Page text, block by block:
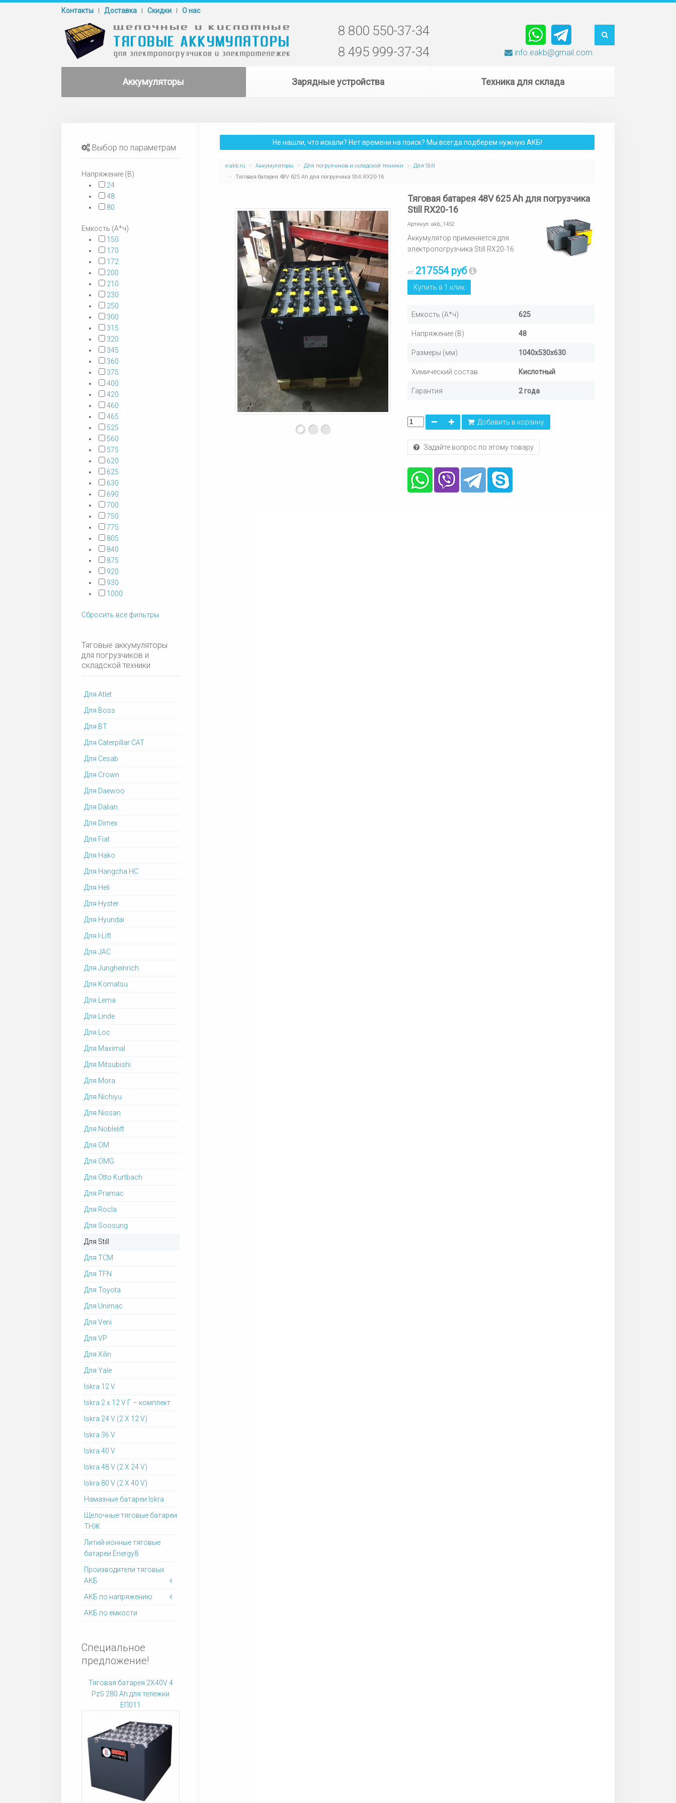
Контакты Доставка Cкидки О нас
8 800 550-37-34
8 495 999-37-34
info.eakb@gmail.com
Аккумуляторы Зарядные устройства Техника для склада
Не нашли, что искали? Нет времени на поиск? Мы всегда подберем нужную АКБ!
e-akb.ru Аккумуляторы Для погрузчиков и складской техники
Для Still
Тяговая батарея 48V 625 Ah для погрузчика Still RX20-16
Тяговая батарея 48V 625 Ah для погрузчика
Still RX20-16
Артикул: akb_1452
Аккумулятор применяется для
электропогрузчика Still RX20-16
от 217554 руб
Купить в 1 клик
Емкость (А*ч) 625
Напряжение (В) 48
Размеры (мм) 1040х530х630
Химический состав Кислотный
Гарантия 2 года
Добавить в корзину
Задайте вопрос по этому товару
Выбор по параметрам
Напряжение (В)
24
48
80
Емкость (А*ч)
150
170
172
200
210
230
250
300
315
320
345
360
375
400
420
460
465
525
560
575
620
625
630
690
700
750
775
805
840
875
920
930
1000
Сбросить все фильтры
Тяговые аккумуляторы
для погрузчиков и
складской техники
Для Atlet
Для Boss
Для BT
Для Caterpillar CAT
Для Cesab
Для Crown
Для Daewoo
Для Dalian
Для Dimex
Для Fiat
Для Hako
Для Hangcha HC
Для Heli
Для Hyster
Для Hyundai
Для I-Lift
Для JAC
Для Jungheinrich
Для Komatsu
Для Lema
Для Linde
Для Loc
Для Maximal
Для Mitsubishi
Для Mora
Для Nichiyu
Для Nissan
Для Noblelift
Для OM
Для OMG
Для Otto Kurtbach
Для Pramac
Для Rocla
Для Soosung
Для Still
Для TCM
Для TFN
Для Toyota
Для Unimac
Для Veni
Для VP
Для Xilin
Для Yale
Iskra 12 V
Iskra 2 x 12 V Г – комплект
Iskra 24 V (2 X 12 V)
Iskra 36 V
Iskra 40 V
Iskra 48 V (2 X 24 V)
Iskra 80 V (2 X 40 V)
Намазные батареи Iskra
Щелочные тяговые батареи
ТНЖ
Литий-ионные тяговые
батареи Energy8
Производители тяговых
АКБ
АКБ по напряжению
АКБ по емкости
Специальное
предложение!
Тяговая батарея 2X40V 4
PzS 280 Ah для тележки
ЕП011